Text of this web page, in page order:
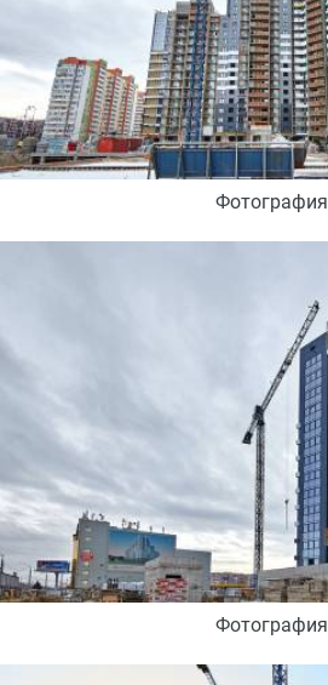
Фотография
Фотография